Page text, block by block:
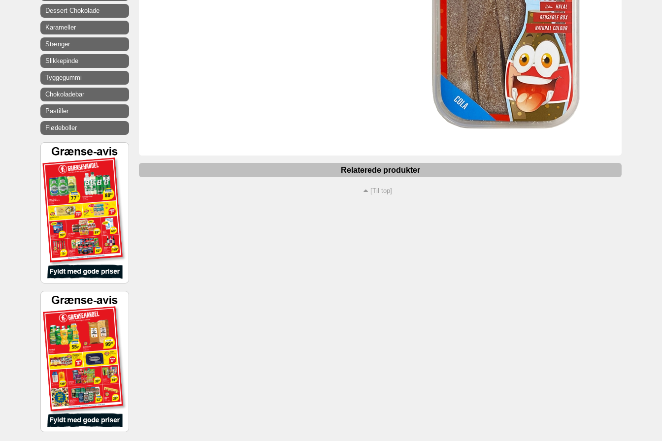
Relaterede produkter
[Til top]
Dessert Chokolade
Karameller
Stænger
Slikkepinde
Tyggegummi
Chokoladebar
Pastiller
Flødeboller